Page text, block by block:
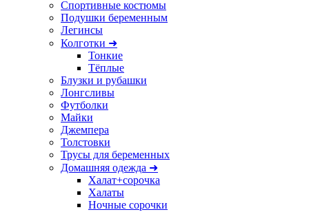
Спортивные костюмы
Подушки беременным
Легинсы
Колготки ➜
Тонкие
Тёплые
Блузки и рубашки
Лонгсливы
Футболки
Майки
Джемпера
Толстовки
Трусы для беременных
Домашняя одежда ➜
Халат+сорочка
Халаты
Ночные сорочки